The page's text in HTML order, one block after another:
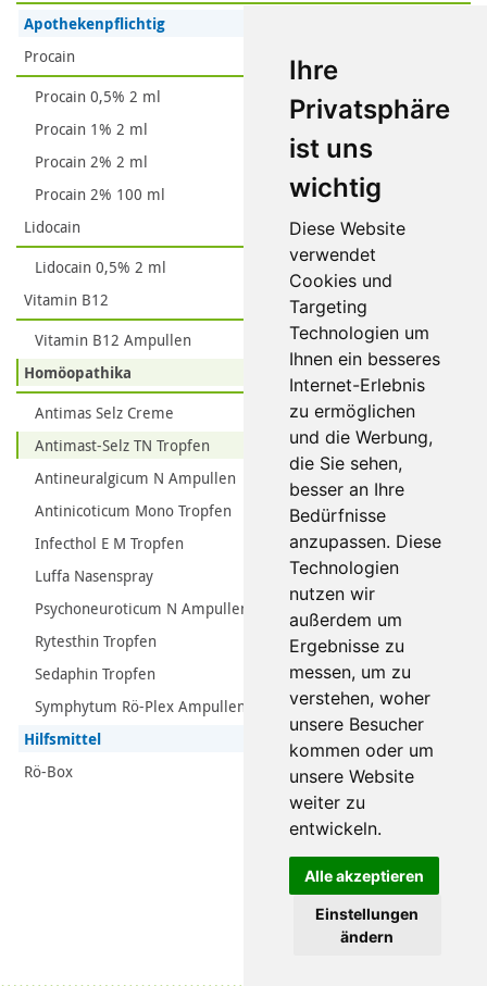
Ihre
Privatsphäre
ist uns
wichtig
Diese Website
verwendet
Cookies und
Targeting
Technologien um
Ihnen ein besseres
Internet-Erlebnis
zu ermöglichen
und die Werbung,
die Sie sehen,
besser an Ihre
Bedürfnisse
anzupassen. Diese
Technologien
nutzen wir
außerdem um
Ergebnisse zu
messen, um zu
verstehen, woher
unsere Besucher
kommen oder um
unsere Website
weiter zu
entwickeln.
Alle akzeptieren
Einstellungen
ändern
Apothekenpflichtig
Procain
Procain 0,5% 2 ml
Procain 1% 2 ml
Procain 2% 2 ml
Procain 2% 100 ml
Lidocain
Lidocain 0,5% 2 ml
Vitamin B12
Vitamin B12 Ampullen
Homöopathika
Antimas Selz Creme
Antimast-Selz TN Tropfen
Antineuralgicum N Ampullen
Antinicoticum Mono Tropfen
Infecthol E M Tropfen
Luffa Nasenspray
Psychoneuroticum N Ampullen
Rytesthin Tropfen
Sedaphin Tropfen
Symphytum Rö-Plex Ampullen
Hilfsmittel
Rö-Box